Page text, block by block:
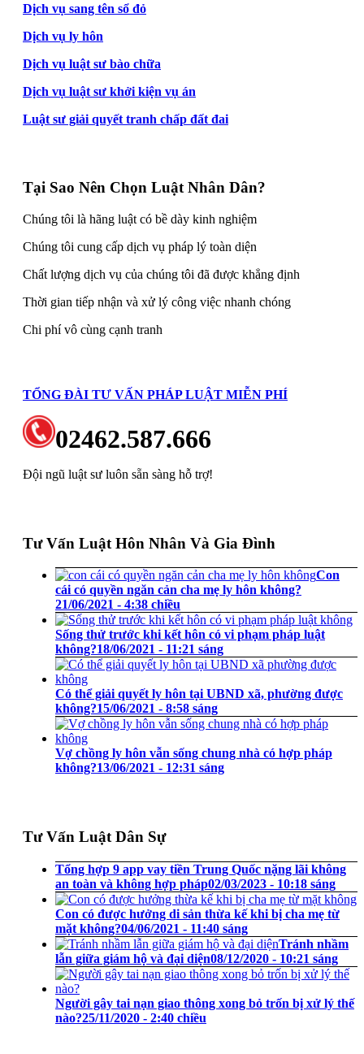
Dịch vụ sang tên sổ đỏ
Dịch vụ ly hôn
Dịch vụ luật sư bào chữa
Dịch vụ luật sư khởi kiện vụ án
Luật sư giải quyết tranh chấp đất đai
Tại Sao Nên Chọn Luật Nhân Dân?
Chúng tôi là hãng luật có bề dày kinh nghiệm
Chúng tôi cung cấp dịch vụ pháp lý toàn diện
Chất lượng dịch vụ của chúng tôi đã được khẳng định
Thời gian tiếp nhận và xử lý công việc nhanh chóng
Chi phí vô cùng cạnh tranh
TỔNG ĐÀI TƯ VẤN PHÁP LUẬT MIỄN PHÍ
02462.587.666
Đội ngũ luật sư luôn sẵn sàng hỗ trợ!
Tư Vấn Luật Hôn Nhân Và Gia Đình
Con
cái có quyền ngăn cản cha mẹ ly hôn không?
21/06/2021 - 4:38 chiều
Sống thử trước khi kết hôn có vi phạm pháp luật
không?18/06/2021 - 11:21 sáng
Có thể giải quyết ly hôn tại UBND xã, phường được
không?15/06/2021 - 8:58 sáng
Vợ chồng ly hôn vẫn sống chung nhà có hợp pháp
không?13/06/2021 - 12:31 sáng
Tư Vấn Luật Dân Sự
Tổng hợp 9 app vay tiền Trung Quốc nặng lãi không
an toàn và không hợp pháp02/03/2023 - 10:18 sáng
Con có được hưởng di sản thừa kế khi bị cha mẹ từ
mặt không?04/06/2021 - 11:40 sáng
Tránh nhầm
lẫn giữa giám hộ và đại diện08/12/2020 - 10:21 sáng
Người gây tai nạn giao thông xong bỏ trốn bị xử lý thế
nào?25/11/2020 - 2:40 chiều